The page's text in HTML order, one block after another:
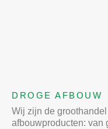
DROGE AFBOUW
Wij zijn de
afbouwproducten: van